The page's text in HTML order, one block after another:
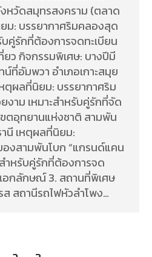
หวัดสมุทรสงคราม (ตลาด
ม: บรรยากาศริมคลองสุด
คู่รักที่ต้องการจดทะเบียน
ว กิจกรรมพิเศษ: บางปีมี
น์ที่อัมพวา อำเภอเกาะสมุย
ตุผลที่นิยม: บรรยากาศริม
งาม เหมาะสำหรับคู่รักที่จัด
ขตอุทยานแห่งชาติ สามพัน
นี เหตุผลที่นิยม:
องสามพันโบก “แกรนด์แคน
ำหรับคู่รักที่ต้องการจด
อกลักษณ์ 3. สถานที่พิเศษ
สถานีรถไฟหัวลำโพง…